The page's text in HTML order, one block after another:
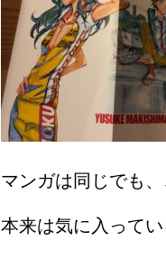
マンガは同じでも
本来は気に入って